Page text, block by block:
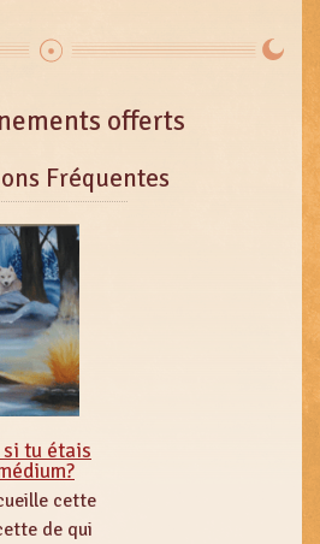
offerts
Fréquentes
si tu étais
cette
de qui